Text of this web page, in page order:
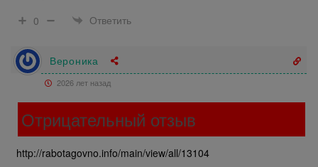
0
Ответить
Вероника
2026 лет назад
Отрицательный отзыв
http://rabotagovno.info/main/view/all/13104